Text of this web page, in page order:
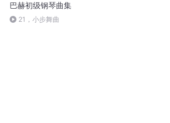
巴赫初级钢琴曲集
21，小步舞曲